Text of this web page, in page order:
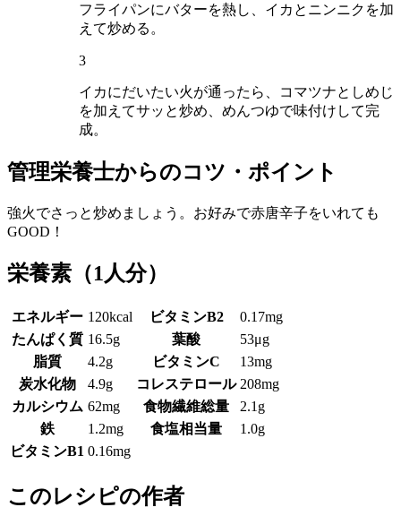
フライパンにバターを熱し、イカとニンニクを加
えて炒める。
3
イカにだいたい火が通ったら、コマツナとしめじ
を加えてサッと炒め、めんつゆで味付けして完
成。
管理栄養士からのコツ・ポイント
強火でさっと炒めましょう。お好みで赤唐辛子をいれても
GOOD！
栄養素 （1人分）
エネルギー 120kcal ビタミンB2
0.17mg
たんぱく質 16.5g 葉酸
53μg
脂質
4.2g ビタミンC
13mg
炭水化物
4.9g コレステロール 208mg
カルシウム 62mg 食物繊維総量
2.1g
鉄
1.2mg 食塩相当量
1.0g
ビタミンB1 0.16mg
このレシピの作者